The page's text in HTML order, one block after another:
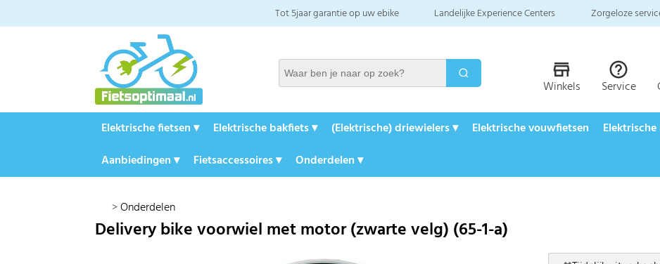
Tot 5jaar garantie op uw ebike Landelijke Experience Centers Zorgeloze
Winkels Service
Elektrische fietsen ▾ Elektrische bakfiets ▾ (Elektrische) driewielers ▾ Elektrische vouwfietsen
Aanbiedingen ▾
Fietsaccessoires ▾ Onderdelen ▾
>Onderdelen
Delivery bike voorwiel met motor (zwarte velg) (65-1-a)